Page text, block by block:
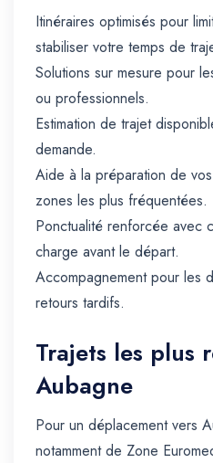
Itinéraires optimisés pour
stabiliser votre temps de
Solutions sur mesure pour
ou professionnels.
Estimation de trajet
demande.
Aide à la préparation de
zones les plus fréquentées.
Ponctualité renforcée avec
charge avant le départ.
Accompagnement pour les
retours tardifs.
Trajets les plus
Aubagne
Pour un déplacement vers
notamment de Zone